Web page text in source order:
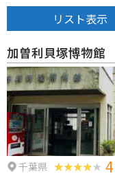
リスト表示
加曽利貝塚博物館
千葉県 4